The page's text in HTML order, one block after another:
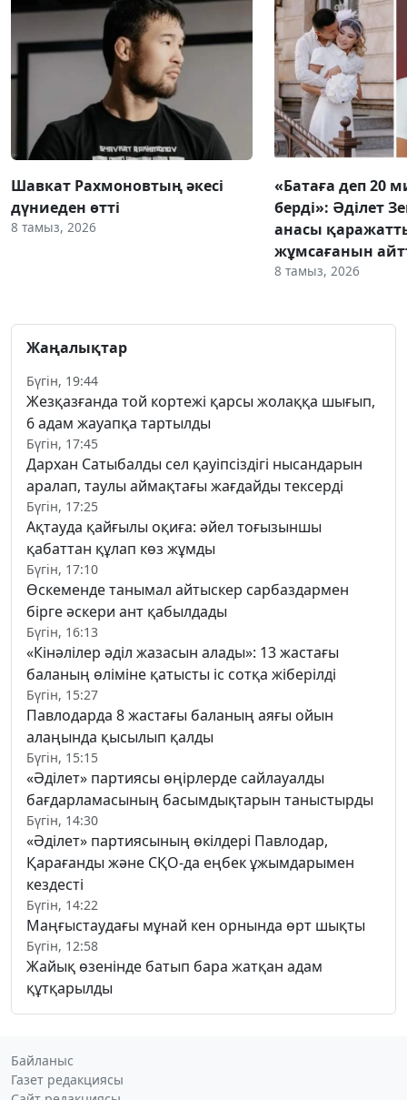
Шавкат Рахмоновтың әкесі
дүниеден өтті
8 тамыз, 2026
«Батаға деп 20
берді»: Әділет
анасы
жұмсағанын
8 тамыз, 2026
Жаңалықтар
Бүгін, 19:44
Жезқазғанда той кортежі қарсы жолаққа шығып,
6 адам жауапқа тартылды
Бүгін, 17:45
Дархан Сатыбалды сел қауіпсіздігі нысандарын
аралап, таулы аймақтағы жағдайды тексерді
Бүгін, 17:25
Ақтауда қайғылы оқиға: әйел тоғызыншы
қабаттан құлап көз жұмды
Бүгін, 17:10
Өскеменде танымал айтыскер сарбаздармен
бірге әскери ант қабылдады
Бүгін, 16:13
«Кінәлілер әділ жазасын алады»: 13 жастағы
баланың өліміне қатысты іс сотқа жіберілді
Бүгін, 15:27
Павлодарда 8 жастағы баланың аяғы ойын
алаңында қысылып қалды
Бүгін, 15:15
«Әділет» партиясы өңірлерде сайлауалды
бағдарламасының басымдықтарын таныстырды
Бүгін, 14:30
«Әділет» партиясының өкілдері Павлодар,
Қарағанды және СҚО-да еңбек ұжымдарымен
кездесті
Бүгін, 14:22
Маңғыстаудағы мұнай кен орнында өрт шықты
Бүгін, 12:58
Жайық өзенінде батып бара жатқан адам
құтқарылды
Байланыс
Газет редакциясы